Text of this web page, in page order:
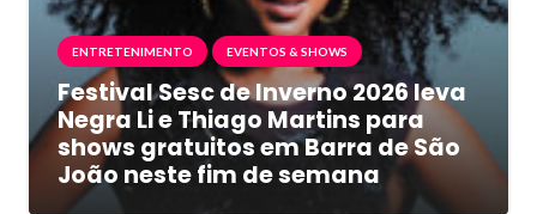
ENTRETENIMENTO EVENTOS & SHOWS
Festival Sesc de Inverno 2026 leva
Negra Li e Thiago Martins para
shows gratuitos em Barra de São
João neste fim de semana